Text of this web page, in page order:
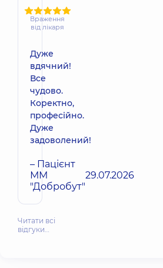
Враження
від лікаря
Дуже
вдячний!
Все
чудово.
Коректно,
професійно.
Дуже
задоволений!
– Пацієнт
ММ
"Добробут"
29.07.2026
Читати всі
відгуки…